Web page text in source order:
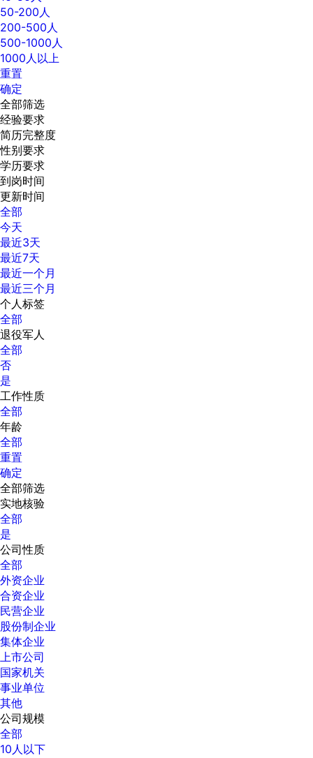
50-200人
200-500人
500-1000人
1000人以上
重置
确定
全部筛选
经验要求
简历完整度
性别要求
学历要求
到岗时间
更新时间
全部
今天
最近3天
最近7天
最近一个月
最近三个月
个人标签
全部
退役军人
全部
否
是
工作性质
全部
年龄
全部
重置
确定
全部筛选
实地核验
全部
是
公司性质
全部
外资企业
合资企业
民营企业
股份制企业
集体企业
上市公司
国家机关
事业单位
其他
公司规模
全部
10人以下